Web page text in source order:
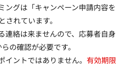
ングは「キャンペーン申請内容を
れています。
連絡は来ませんので、応募者自身
の確認が必要です。
ントではありません。 有効期限